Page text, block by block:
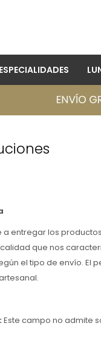
ESPECIALIDADES
a entregar los
que nos
el tipo de envío. El
Este campo no admite